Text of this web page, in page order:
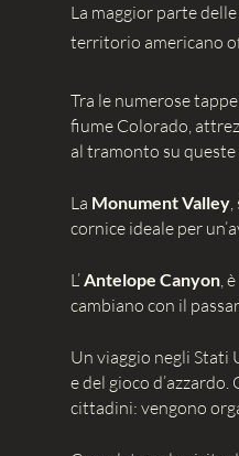
La maggior parte
territorio americano
Tra le numerose
fiume Colorado,
al tramonto su
La Monument Valley,
cornice ideale per
L’Antelope Canyon,
cambiano con il
Un viaggio negli Stati
e del gioco
cittadini: vengono